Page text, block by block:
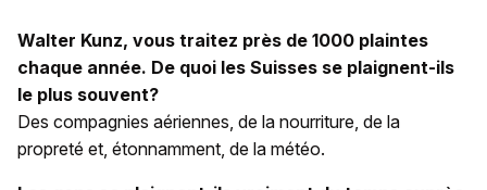
Walter Kunz, vous traitez près de 1000 plaintes
chaque année. De quoi les Suisses se plaignent-ils
le plus souvent?
Des compagnies aériennes, de la nourriture, de la
propreté et, étonnamment, de la météo.